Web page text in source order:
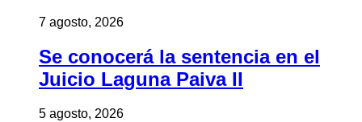
7 agosto, 2026
Se conocerá la sentencia en el
Juicio Laguna Paiva II
5 agosto, 2026